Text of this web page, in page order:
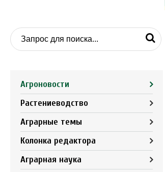
Агроновости
Растениеводство
Аграрные темы
Колонка редактора
Аграрная наука